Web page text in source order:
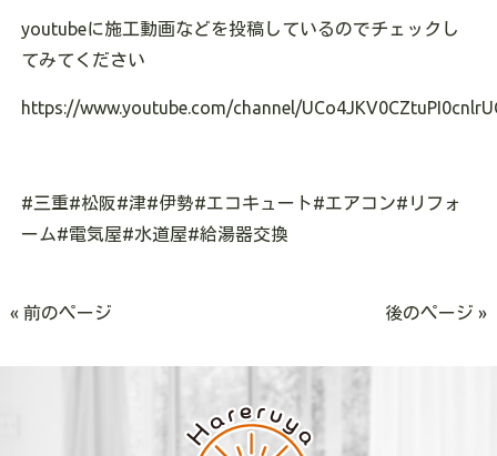
youtubeに施工動画などを投稿しているのでチェックし
てみてください
https://www.youtube.com/channel/
#三重#松阪#津#伊勢#エコキュート#エアコン# リフォ
ーム#電気屋#水道屋#給湯器交換
« 前のページ 後のページ »